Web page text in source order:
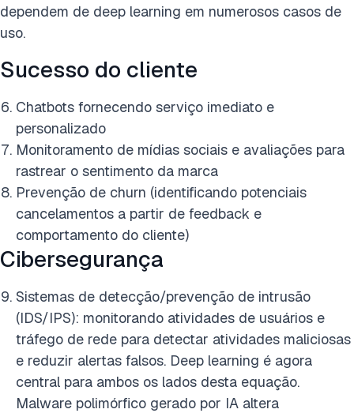
dependem de deep learning em numerosos casos de
uso.
Sucesso do cliente
Chatbots fornecendo serviço imediato e
personalizado
Monitoramento de mídias sociais e avaliações para
rastrear o sentimento da marca
Prevenção de churn (identificando potenciais
cancelamentos a partir de feedback e
comportamento do cliente)
Cibersegurança
Sistemas de detecção/prevenção de intrusão
(IDS/IPS): monitorando atividades de usuários e
tráfego de rede para detectar atividades maliciosas
e reduzir alertas falsos. Deep learning é agora
central para ambos os lados desta equação.
Malware polimórfico gerado por IA altera